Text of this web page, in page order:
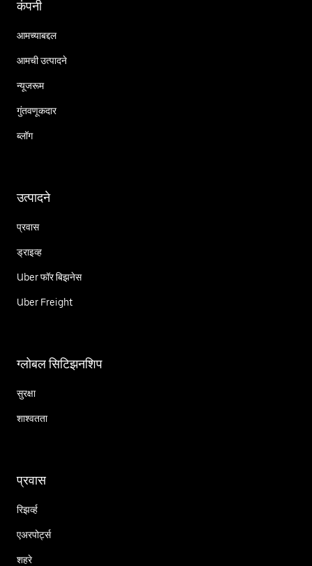
कंपनी
आमच्याबद्दल
आमची उत्पादने
न्यूजरूम
गुंतवणूकदार
ब्लॉग
उत्पादने
प्रवास
ड्राइव्ह
Uber फॉर बिझनेस
Uber Freight
ग्लोबल सिटिझनशिप
सुरक्षा
शाश्वतता
प्रवास
रिझर्व्ह
एअरपोर्ट्स
शहरे